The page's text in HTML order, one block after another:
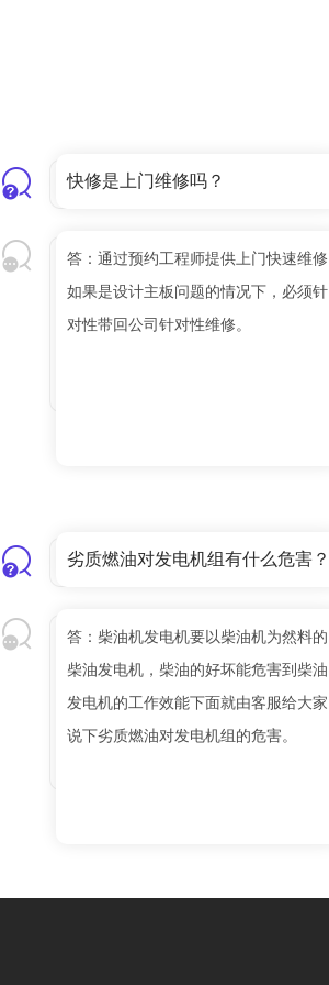
快修是上门维修吗？
答：通过预约工程师提供上门快速维修
如果是设计主板问题的情况下，必须针
对性带回公司针对性维修。
劣质燃油对发电机组有什么危害？
答：柴油机发电机要以柴油机为然料的
柴油发电机，柴油的好坏能危害到柴油
发电机的工作效能下面就由客服给大家
说下劣质燃油对发电机组的危害。